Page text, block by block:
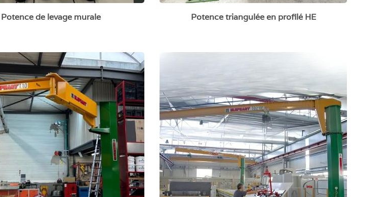
Potence de levage murale Potence triangulée en profilé HE
Potence articulée
Potence à rotation intégrale 360°
manuelle